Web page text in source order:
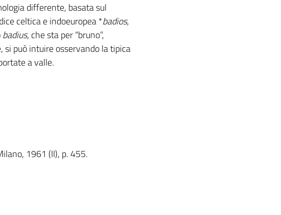
differente, basata sul
celtica e indoeuropea *badios,
badius, che sta per “bruno”,
si può intuire osservando la tipica
a valle.
1961 (II), p. 455.